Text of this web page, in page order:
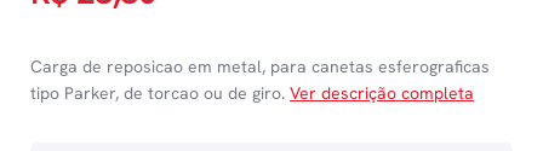
Carga de reposicao em metal, para canetas esferograficas
tipo Parker, de torcao ou de giro. Ver descrição completa